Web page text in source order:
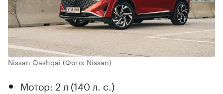
Nissan Qashqai (Фото: Nissan)
Мотор: 2 л (140 л. с.)